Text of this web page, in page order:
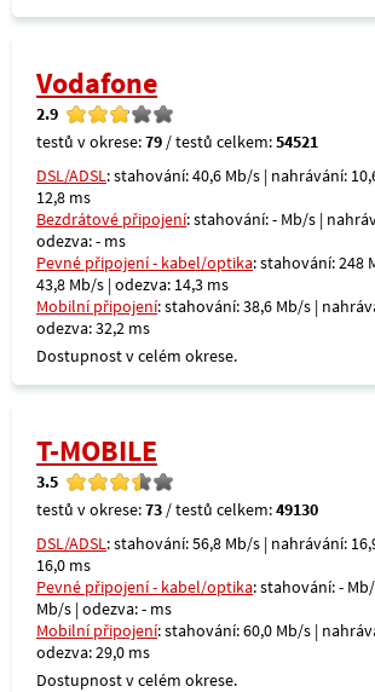
Vodafone
2.9
testů v okrese:79 / testů celkem:54521
DSL/ADSL: stahování: 40,6 Mb/s | nahrávání:
12,8 ms
Bezdrátové připojení: stahování: - Mb/s |
odezva: - ms
Pevné připojení - kabel/optika: stahování: 248
43,8 Mb/s | odezva: 14,3 ms
Mobilní připojení: stahování: 38,6 Mb/s |
odezva: 32,2 ms
Dostupnost v celém okrese.
T-MOBILE
3.5
testů v okrese:73 / testů celkem:49130
DSL/ADSL: stahování: 56,8 Mb/s | nahrávání:
16,0 ms
Pevné připojení - kabel/optika: stahování: -
Mb/s | odezva: - ms
Mobilní připojení: stahování: 60,0 Mb/s |
odezva: 29,0 ms
Dostupnost v celém okrese.